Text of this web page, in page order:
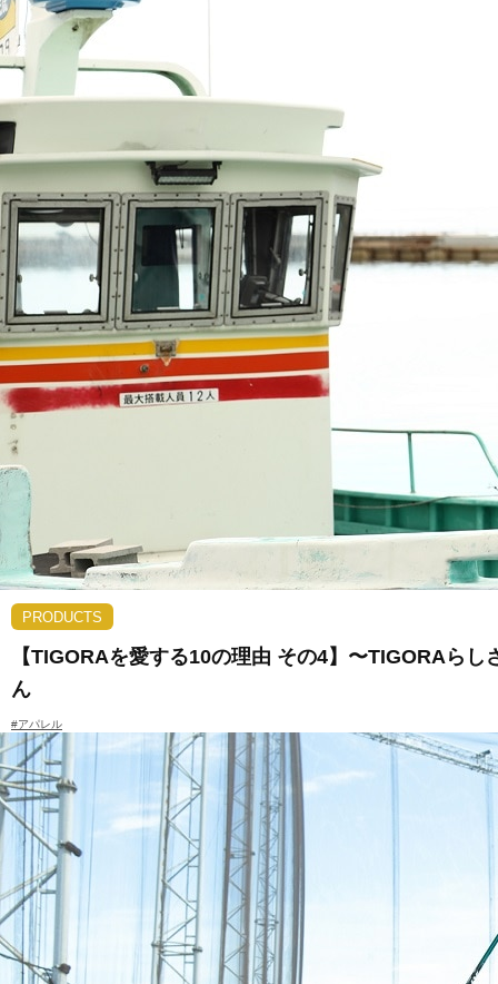
PRODUCTS
【TIGORAを愛する10の理由 その4】〜TIGORAら
ん
#アパレル